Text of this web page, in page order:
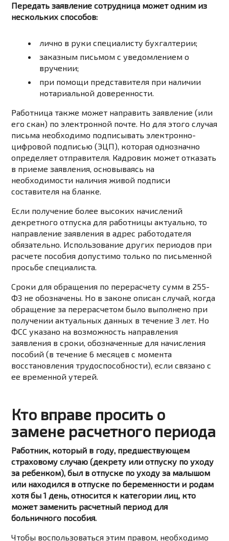
Передать заявление сотрудница может одним из
нескольких способов:
лично в руки специалисту бухгалтерии;
заказным письмом с уведомлением о
вручении;
при помощи представителя при наличии
нотариальной доверенности.
Работница также может направить заявление (или
его скан) по электронной почте. Но для этого случая
письма необходимо подписывать электронно-
цифровой подписью (ЭЦП), которая однозначно
определяет отправителя. Кадровик может отказать
в приеме заявления, основываясь на
необходимости наличия живой подписи
составителя на бланке.
Если получение более высоких начислений
декретного отпуска для работницы актуально, то
направление заявления в адрес работодателя
обязательно. Использование других периодов при
расчете пособия допустимо только по письменной
просьбе специалиста.
Сроки для обращения по перерасчету сумм в 255-
ФЗ не обозначены. Но в законе описан случай, когда
обращение за перерасчетом было выполнено при
получении актуальных данных в течение 3 лет. Но
ФСС указано на возможность направления
заявления в сроки, обозначенные для начисления
пособий (в течение 6 месяцев с момента
восстановления трудоспособности), если связано с
ее временной утерей.
Кто вправе просить о
замене расчетного периода
Работник, который в году, предшествующем
страховому случаю (декрету или отпуску по уходу
за ребенком), был в отпуске по уходу за малышом
или находился в отпуске по беременности и родам
хотя бы 1 день, относится к категории лиц, кто
может заменить расчетный период для
больничного пособия.
Чтобы воспользоваться этим правом, необходимо